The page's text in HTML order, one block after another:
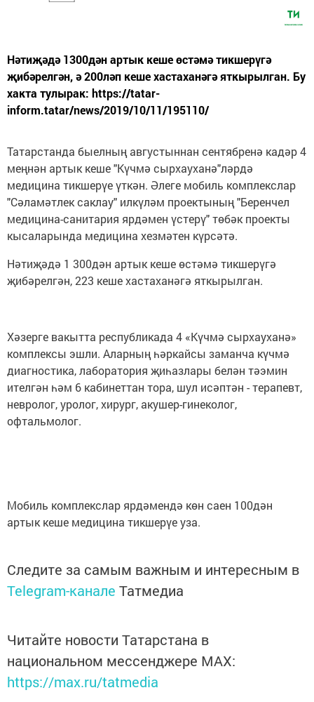
Нәтиҗәдә 1300дән артык кеше өстәмә тикшерүгә
җибәрелгән, ә 200ләп кеше хастаханәгә яткырылган. Бу
хакта тулырак: https://tatar-
inform.tatar/news/2019/10/11/195110/
Татарстанда быелның августыннан сентябренә кадәр 4
меңнән артык кеше "Күчмә сырхауханә"ләрдә
медицина тикшерүе үткән. Әлеге мобиль комплекслар
"Сәламәтлек саклау" илкүләм проектының "Беренчел
медицина-санитария ярдәмен үстерү" төбәк проекты
кысаларында медицина хезмәтен күрсәтә.
Нәтиҗәдә 1 300дән артык кеше өстәмә тикшерүгә
җибәрелгән, 223 кеше хастаханәгә яткырылган.
Хәзерге вакытта республикада 4 «Күчмә сырхауханә»
комплексы эшли. Аларның һәркайсы заманча күчмә
диагностика, лаборатория җиһазлары белән тәэмин
ителгән һәм 6 кабинеттан тора, шул исәптән - терапевт,
невролог, уролог, хирург, акушер-гинеколог,
офтальмолог.
Мобиль комплекслар ярдәмендә көн саен 100дән
артык кеше медицина тикшерүе уза.
Следите за самым важным и интересным в
Telegram-канале Татмедиа
Читайте новости Татарстана в
национальном мессенджере MАХ:
https://max.ru/tatmedia